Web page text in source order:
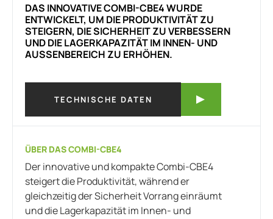
DAS INNOVATIVE COMBI-CBE4 WURDE
ENTWICKELT, UM DIE PRODUKTIVITÄT ZU
STEIGERN, DIE SICHERHEIT ZU VERBESSERN
UND DIE LAGERKAPAZITÄT IM INNEN- UND
AUSSENBEREICH ZU ERHÖHEN.
TECHNISCHE DATEN
ÜBER DAS COMBI-CBE4
Der innovative und kompakte Combi-CBE4
steigert die Produktivität, während er
gleichzeitig der Sicherheit Vorrang einräumt
und die Lagerkapazität im Innen- und